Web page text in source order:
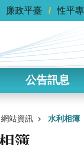
廉政平臺 性平
公告訊息
網站資訊 水利相簿